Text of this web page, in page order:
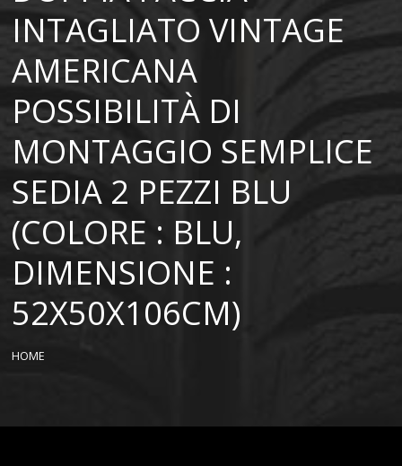
INTAGLIATO VINTAGE
AMERICANA
POSSIBILITÀ DI
MONTAGGIO SEMPLICE
SEDIA 2 PEZZI BLU
(COLORE : BLU,
DIMENSIONE :
52X50X106CM)
HOME